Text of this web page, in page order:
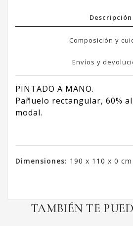
Descripción
Composición y
Envíos y
PINTADO A MANO.
Pañuelo rectangular, 60%
modal.
Dimensiones: 190 x 110 x 0 cm
TAMBIÉN TE